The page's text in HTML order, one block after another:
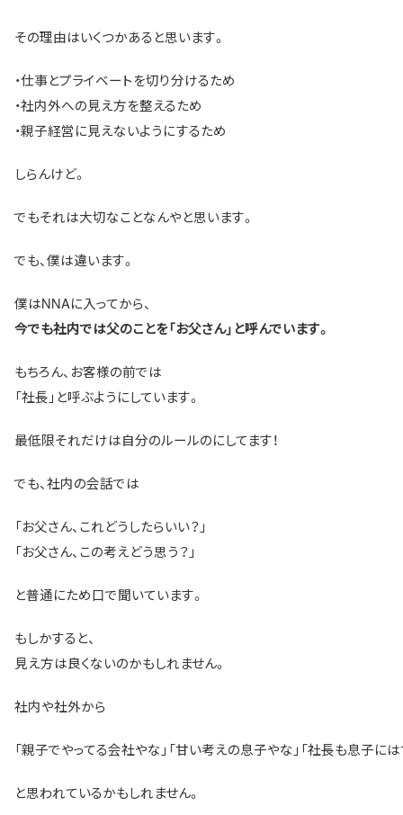
その理由はいくつかあると思います。
・仕事とプライベートを切り分けるため
・社内外への見え方を整えるため
・親子経営に見えないようにするため
しらんけど。
でもそれは大切なことなんやと思います。
でも、僕は違います。
僕はNNAに入ってから、
今でも社内では父のことを「お父さん」と呼んでいます。
もちろん、お客様の前では
「社長」と呼ぶようにしています。
最低限それだけは自分のルールのにしてます！
でも、社内の会話では
「お父さん、これどうしたらいい？」
「お父さん、この考えどう思う？」
と普通にため口で聞いています。
もしかすると、
見え方は良くないのかもしれません。
社内や社外から
「親子でやってる会社やな」「甘い考えの息子やな」「社長も息子に
と思われているかもしれません。